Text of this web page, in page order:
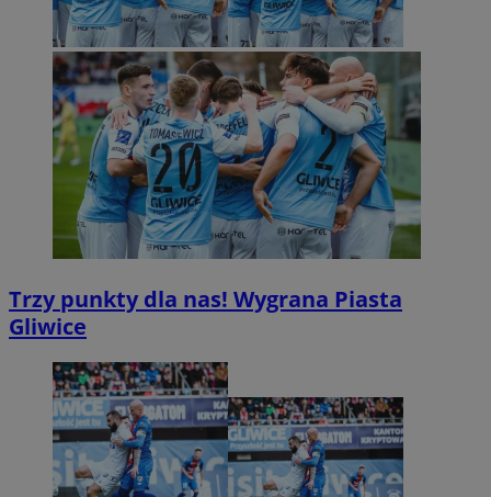
Trzy punkty dla nas! Wygrana Piasta
Gliwice